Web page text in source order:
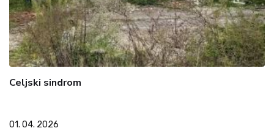
Celjski sindrom
01. 04. 2026